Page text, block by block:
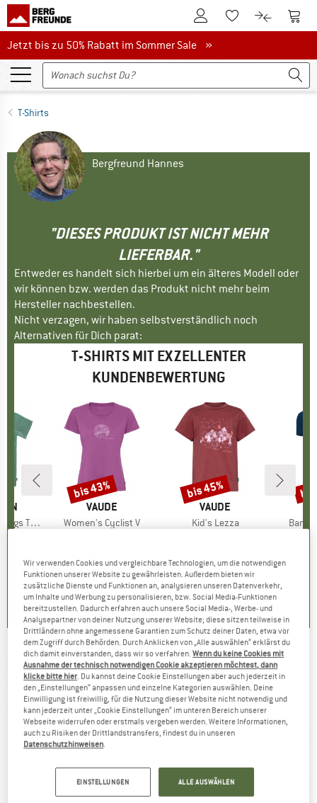
Zum KundenkontoZum Merkzettel.
Zum Zum
Jetzt bis zu 50% Rabatt im Sommer Sale
Jetzt bis zu 50% Rabatt im Sommer Sale »
T-Shirts
Bergfreund Hannes
"DIESES PRODUKT IST NICHT MEHR
LIEFERBAR."
Entweder es handelt sich hierbei um ein älteres Modell oder
wir können bzw. werden das Produkt nicht mehr beim
Hersteller nachbestellen.
Nicht verzagen, wir haben selbstverständlich noch
Alternativen für Dich parat:
T-SHIRTS MIT EXZELLENTER
KUNDENBEWERTUNG
T-Shirt
)
MARKE
VAUDE
Artikel
Women's Cyclist V
CHF 27.33
+2
5.0(5)
Rabatt
bis 43%
MARKE
VAUDE
Artikel
Kid's Lezza
CHF 16.47
+1
5.0(4)
Rabatt
bis 45%
Artikel
DEDICATED -Stockholm Doing My Best - T-
Shirt
(0)
Wir verwenden Cookies und vergleichbare Technologien, um die notwendigen
Funktionen unserer Website zu gewährleisten. Außerdem bieten wir
zusätzliche Dienste und Funktionen an, analysieren unseren Datenverkehr,
um Inhalte und Werbung zu personalisieren, bzw. Social Media-Funktionen
bereitzustellen. Dadurch erfahren auch unsere Social Media-, Werbe- und
Analysepartner von deiner Nutzung unserer Website; diese sitzen teilweise in
Drittländern ohne angemessene Garantien zum Schutz deiner Daten, etwa vor
dem Zugriff durch Behörden. Durch Anklicken von „Alle auswählen“ erklärst du
dich damit einverstanden, dass wir so verfahren.Wenn du keine Cookies mit
Ausnahme der technisch notwendigen Cookie akzeptieren möchtest, dann
klicke bitte hier . Du kannst deine Cookie Einstellungen aber auch jederzeit in
den „Einstellungen“ anpassen und einzelne Kategorien auswählen. Deine
Einwilligung ist freiwillig, für die Nutzung dieser Website nicht notwendig und
kann jederzeit unter „Cookie Einstellungen“ im unteren Bereich unserer
Webseite widerrufen oder erstmals vergeben werden. Weitere Informationen,
auch zu Risiken der Drittlandstransfers, findest du in unseren
Datenschutzhinweisen
EINSTELLUNGEN ALLE AUSWÄHLEN